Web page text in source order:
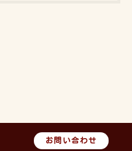
お問い合わせ